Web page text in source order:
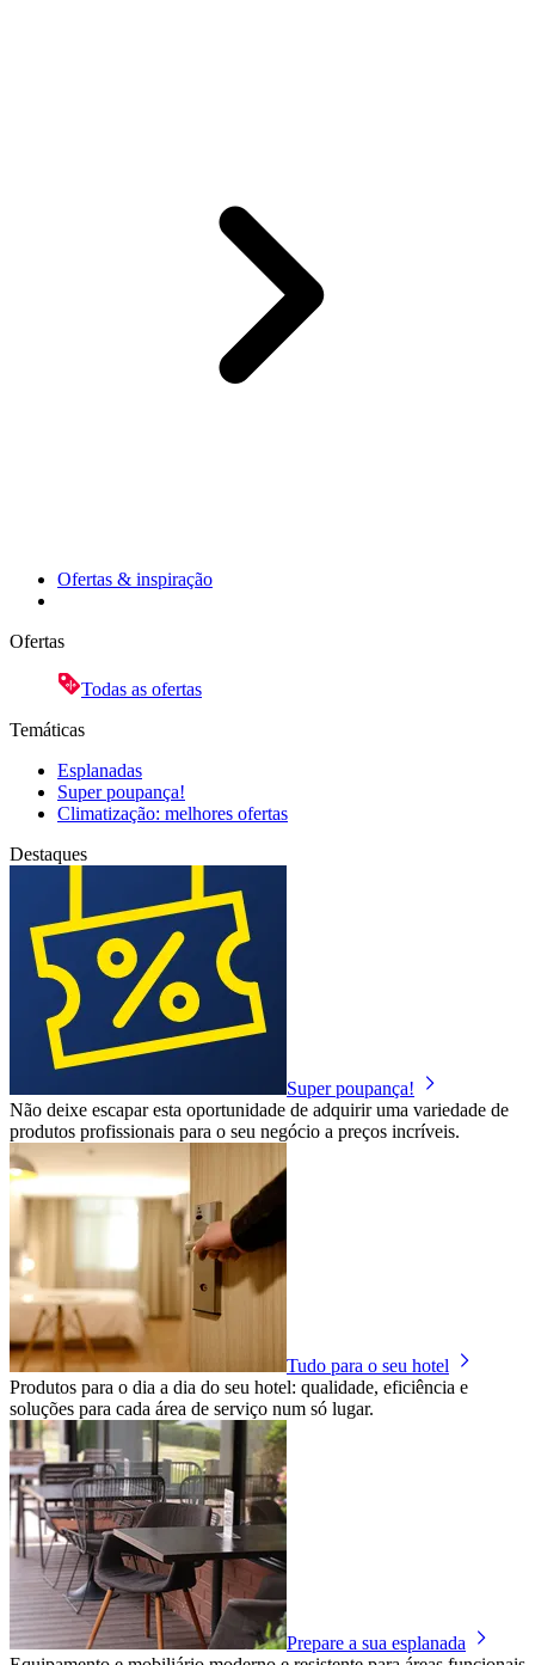
Ofertas & inspiração
Ofertas
Todas as ofertas
Temáticas
Esplanadas
Super poupança!
Climatização: melhores ofertas
Destaques
Super poupança!
Não deixe escapar esta oportunidade de adquirir uma variedade de
produtos profissionais para o seu negócio a preços incríveis.
Tudo para o seu hotel
Produtos para o dia a dia do seu hotel: qualidade, eficiência e
soluções para cada área de serviço num só lugar.
Prepare a sua esplanada